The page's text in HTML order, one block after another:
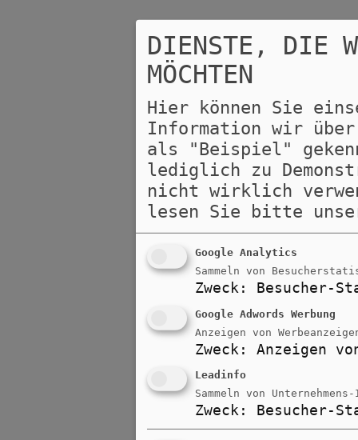
DIENSTE, DIE
MÖCHTEN
Hier können Sie
Information wir
als "Beispiel"
lediglich zu
nicht wirklich
lesen Sie bitte
Google Analytics
Sammeln von
Zweck : Besucher-
Google Adwords Werbung
Anzeigen von
Zweck : Anzeigen
Leadinfo
Sammeln von
Zweck: Besucher-